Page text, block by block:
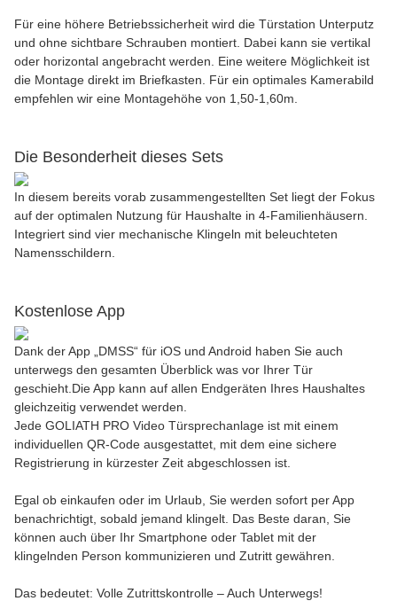
Für eine höhere Betriebssicherheit wird die Türstation Unterputz
und ohne sichtbare Schrauben montiert. Dabei kann sie vertikal
oder horizontal angebracht werden. Eine weitere Möglichkeit ist
die Montage direkt im Briefkasten. Für ein optimales Kamerabild
empfehlen wir eine Montagehöhe von 1,50-1,60m.
Die Besonderheit dieses Sets
In diesem bereits vorab zusammengestellten Set liegt der Fokus
auf der optimalen Nutzung für Haushalte in 4-Familienhäusern.
Integriert sind vier mechanische Klingeln mit beleuchteten
Namensschildern.
Kostenlose App
Dank der App „DMSS“ für iOS und Android haben Sie auch
unterwegs den gesamten Überblick was vor Ihrer Tür
geschieht.Die App kann auf allen Endgeräten Ihres Haushaltes
gleichzeitig verwendet werden.
Jede GOLIATH PRO Video Türsprechanlage ist mit einem
individuellen QR-Code ausgestattet, mit dem eine sichere
Registrierung in kürzester Zeit abgeschlossen ist.
Egal ob einkaufen oder im Urlaub, Sie werden sofort per App
benachrichtigt, sobald jemand klingelt. Das Beste daran, Sie
können auch über Ihr Smartphone oder Tablet mit der
klingelnden Person kommunizieren und Zutritt gewähren.
Das bedeutet: Volle Zutrittskontrolle – Auch Unterwegs!